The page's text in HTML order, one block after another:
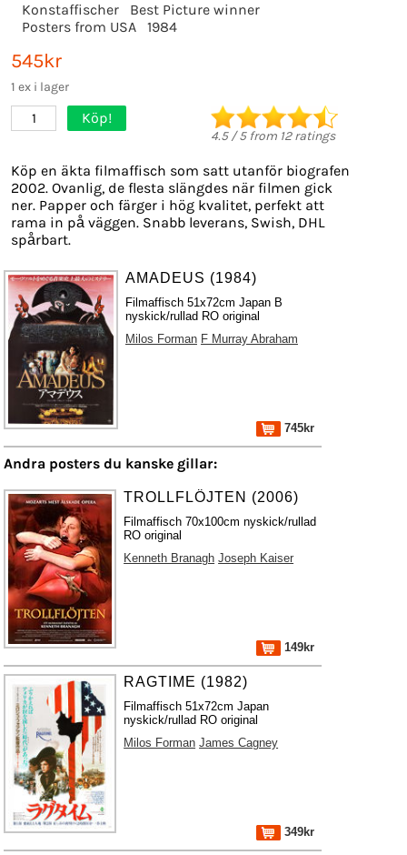
Konstaffischer
Best Picture winner
Posters from USA
1984
545kr
1 ex i lager
1 Köp!
4.5/5from 12ratings
Köp en äkta filmaffisch som satt utanför biografen
2002. Ovanlig, de flesta slängdes när filmen gick
ner. Papper och färger i hög kvalitet, perfekt att
rama in på väggen. Snabb leverans, Swish, DHL
spårbart.
AMADEUS (1984)
Filmaffisch 51x72cm Japan B
nyskick/rullad RO original
Milos Forman F Murray Abraham
745kr
Andra posters du kanske gillar:
TROLLFLÖJTEN (2006)
Filmaffisch 70x100cm nyskick/rullad
RO original
Kenneth Branagh Joseph Kaiser
149kr
RAGTIME (1982)
Filmaffisch 51x72cm Japan
nyskick/rullad RO original
Milos Forman James Cagney
349kr